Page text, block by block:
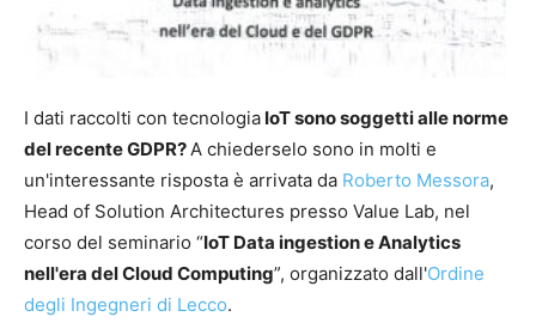
I dati raccolti con tecnologia IoT sono soggetti alle norme
del recente GDPR?A chiederselo sono in molti e
un'interessante risposta è arrivata da Roberto Messora,
Head of Solution Architectures presso Value Lab, nel
corso del seminario “IoT Data ingestion e Analytics
nell'era del Cloud Computing”, organizzato dall'Ordine
degli Ingegneri di Lecco.